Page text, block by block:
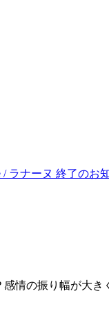
/ ラナーヌ 終了のお
感情の振り幅が大き